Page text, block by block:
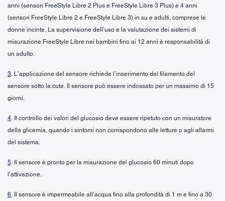
anni (sensori FreeStyle Libre 2 Plus e FreeStyle Libre 3 Plus) e 4 anni
(sensori FreeStyle Libre 2 e FreeStyle Libre 3) in su e adulti, comprese le
donne incinte. La supervisione dell’uso e la valutazione dei sistemi di
misurazione FreeStyle Libre nei bambini fino ai 12 anni è responsabilità di
un adulto.
3. L’applicazione del sensore richiede l’inserimento del filamento del
sensore sotto la cute. Il sensore può essere indossato per un massimo di 15
giorni.
4. Il controllo dei valori del glucosio deve essere ripetuto con un misuratore
della glicemia, quando i sintomi non corrispondono alle letture o agli allarmi
del sistema.
5. Il sensore è pronto per la misurazione del glucosio 60 minuti dopo
l’attivazione.
6. Il sensore è impermeabile all’acqua fino alla profondità di 1 m e fino a 30